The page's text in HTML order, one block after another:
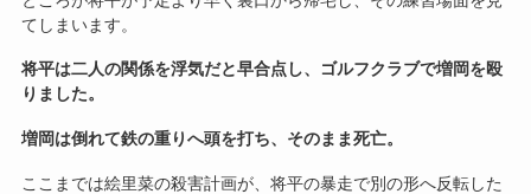
てしまいます。
将平は二人の関係を浮気だと早合点し、ゴルフクラブで増岡を殴
りました。
増岡は倒れて鉄の重りへ頭を打ち、そのまま死亡。
ここまでは絵里菜の殺害計画が、将平の暴走で別の形へ反転した